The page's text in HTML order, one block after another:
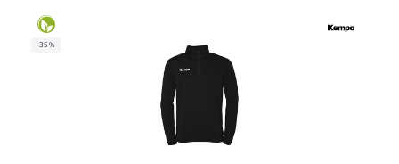
-35%